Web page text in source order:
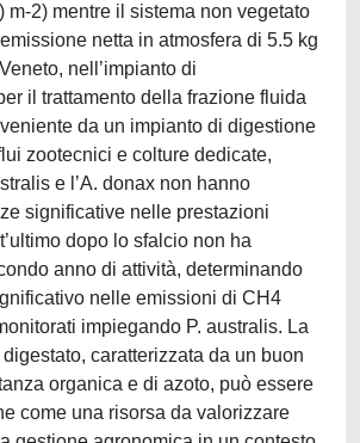
m-2) mentre il sistema non vegetato
netta in atmosfera di 5.5 kg
nell’impianto di
il trattamento della frazione fluida
da un impianto di digestione
zootecnici e colture dedicate,
e l’A. donax non hanno
significative nelle prestazioni
dopo lo sfalcio non ha
anno di attività, determinando
nelle emissioni di CH4
impiegando P. australis. La
caratterizzata da un buon
organica e di azoto, può essere
come una risorsa da valorizzare